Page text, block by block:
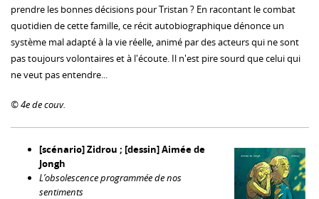
prendre les bonnes décisions pour Tristan ? En racontant le combat
quotidien de cette famille, ce récit autobiographique dénonce un
système mal adapté à la vie réelle, animé par des acteurs qui ne sont
pas toujours volontaires et à l'écoute. Il n'est pire sourd que celui qui
ne veut pas entendre...
©4e de couv.
[scénario] Zidrou ; [dessin] Aimée de
Jongh
L’obsolescence programmée de nos
sentiments